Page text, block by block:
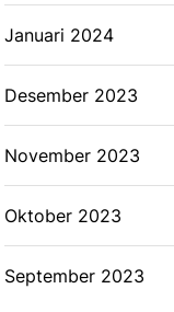
Januari 2024
Desember 2023
November 2023
Oktober 2023
September 2023